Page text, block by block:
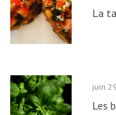
La
juin 29,
Les